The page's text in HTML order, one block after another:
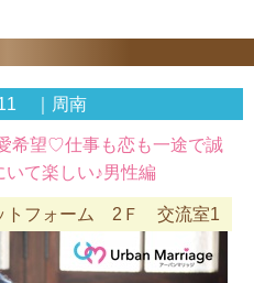
｜周南
希望♡仕事も恋も一途で誠
て楽しい♪男性編
トフォーム 2Ｆ 交流室1